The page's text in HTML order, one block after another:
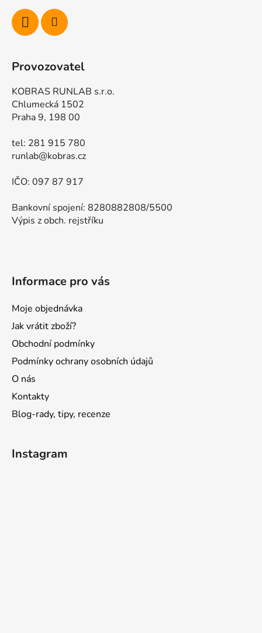
Provozovatel
KOBRAS RUNLAB s.r.o.
Chlumecká 1502
Praha 9, 198 00
tel: 281 915 780
runlab@kobras.cz
IČO: 097 87 917
Bankovní spojení: 8280882808/5500
Výpis z obch. rejstříku
Informace pro vás
Moje objednávka
Jak vrátit zboží?
Obchodní podmínky
Podmínky ochrany osobních údajů
O nás
Kontakty
Blog-rady, tipy, recenze
Instagram